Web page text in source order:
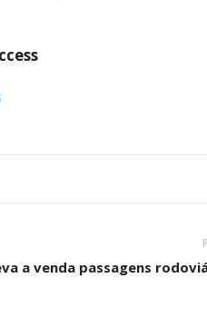
a venda passagens